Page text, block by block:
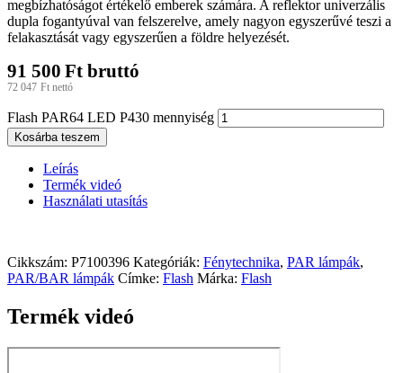
megbízhatóságot értékelő emberek számára. A reflektor univerzális
dupla fogantyúval van felszerelve, amely nagyon egyszerűvé teszi a
felakasztását vagy egyszerűen a földre helyezését.
91 500 Ft bruttó
72 047 Ft nettó
Flash PAR64 LED P430 mennyiség
Kosárba teszem
Leírás
Termék videó
Használati utasítás
Cikkszám: P7100396 Kategóriák: Fénytechnika, PAR lámpák,
PAR/BAR lámpák Címke: Flash Márka: Flash
Termék videó